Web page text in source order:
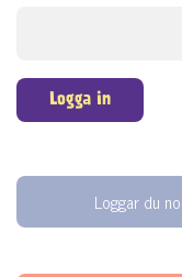
Logga in
Loggar du